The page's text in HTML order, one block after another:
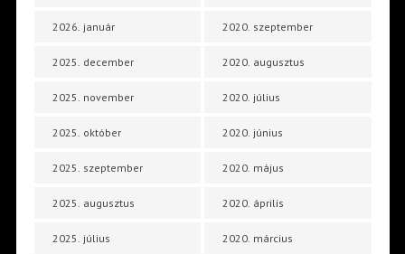
2026. január
2025. december
2025. november
2025. október
2025. szeptember
2025. augusztus
2025. július
2020. szeptember
2020. augusztus
2020. július
2020. június
2020. május
2020. április
2020. március